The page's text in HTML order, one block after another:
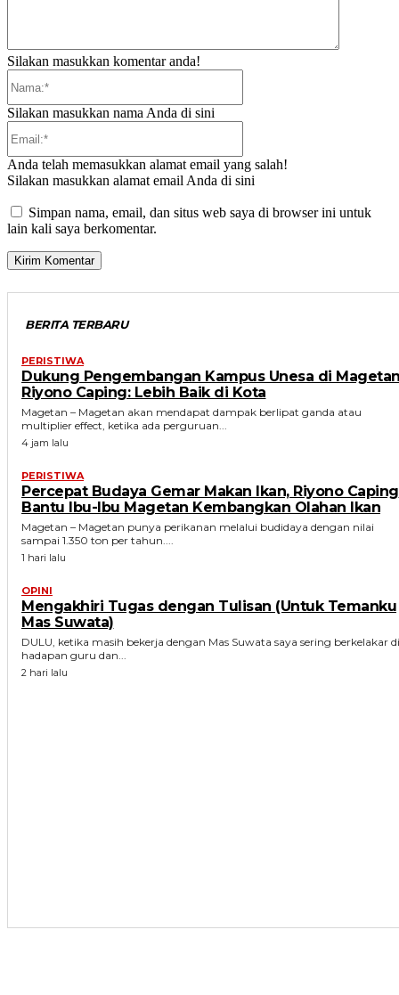
Silakan masukkan komentar anda!
Silakan masukkan nama Anda di sini
Anda telah memasukkan alamat email yang salah!
Silakan masukkan alamat email Anda di sini
Simpan nama, email, dan situs web saya di browser ini untuk
lain kali saya berkomentar.
BERITA TERBARU
PERISTIWA
Dukung Pengembangan Kampus Unesa di
Riyono Caping: Lebih Baik di Kota
Magetan – Magetan akan mendapat dampak berlipat ganda atau
multiplier effect, ketika ada perguruan...
4 jam lalu
PERISTIWA
Percepat Budaya Gemar Makan Ikan, Riyono Caping
Bantu Ibu-Ibu Magetan Kembangkan Olahan Ikan
Magetan – Magetan punya perikanan melalui budidaya dengan nilai
sampai 1.350 ton per tahun....
1 hari lalu
OPINI
Mengakhiri Tugas dengan Tulisan (Untuk Temanku
Mas Suwata)
DULU, ketika masih bekerja dengan Mas Suwata saya sering berkelakar di
hadapan guru dan...
2 hari lalu